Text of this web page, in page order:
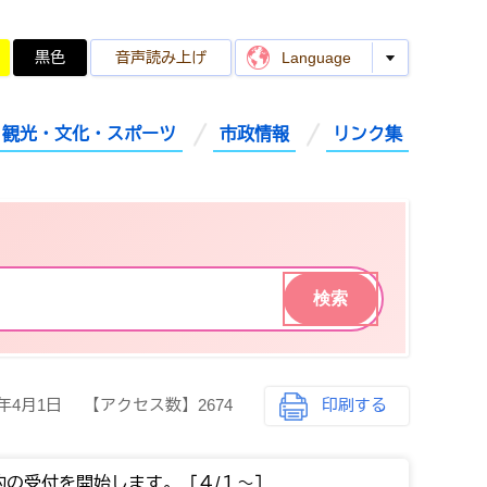
黒色 音声読み上げ Language
観光・文化・スポーツ 市政情報 リンク集
4月1日 【アクセス数】 2674 印刷する
の受付を開始します。［４/１～］